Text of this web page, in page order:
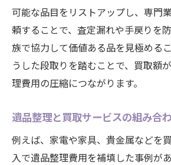
可能な品目をリストアップし、専門
頼することで、査定漏れや手戻りを
族で協力して価値ある品を見極める
うした段取りを踏むことで、買取額
理費用の圧縮につながります。
遺品整理と買取サービスの組み合
例えば、家電や家具、貴金属などを
入で遺品整理費用を補填した事例が